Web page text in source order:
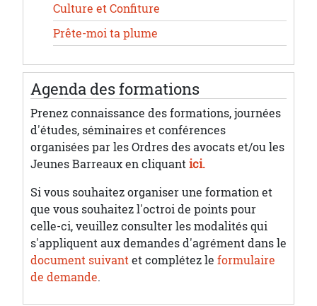
Culture et Confiture
Prête-moi ta plume
Agenda des formations
Prenez connaissance des formations, journées
d'études, séminaires et conférences
organisées par les Ordres des avocats et/ou les
Jeunes Barreaux en cliquantici.
Si vous souhaitez organiser une formation et
que vous souhaitez l'octroi de points pour
celle-ci, veuillez consulter les modalités qui
s'appliquent aux demandes d'agrément dans le
document suivantet complétez le formulaire
de demande.